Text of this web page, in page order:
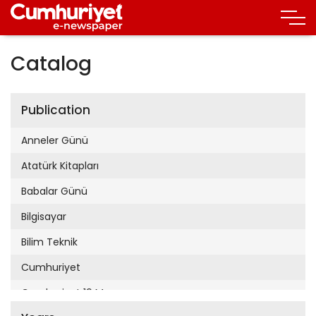
Catalog
Publication
Anneler Günü
Atatürk Kitapları
Babalar Günü
Bilgisayar
Bilim Teknik
Cumhuriyet
Cumhuriyet 19 Mayıs